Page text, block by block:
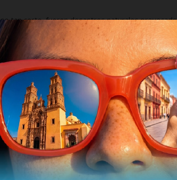
tan corto, fueron desastres naturales
de eventos que se repiten muy frecuentemente
escuchando advertencias sobre la
ambiente. Cuando los expertos vieron la
camino de no retorno, finalmente 125
en 1.5˚C la temperatura global. Para este 2021
a 2˚C; de otra manera, la vida en la Tierra será
se comprometió a intensificar la reducción de
meta de 22 por ciento a 36 por ciento.
muy lejos del 55 por ciento de reducción a la
internacional.
gubernamental.